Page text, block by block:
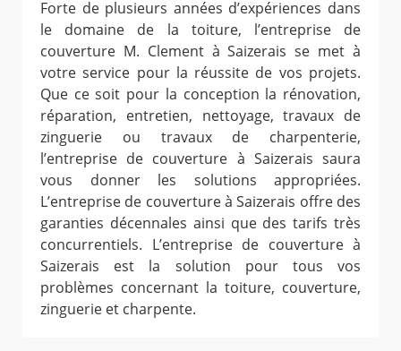
Forte de plusieurs années d’expériences dans
le domaine de la toiture, l’entreprise de
couverture M. Clement à Saizerais se met à
votre service pour la réussite de vos projets.
Que ce soit pour la conception la rénovation,
réparation, entretien, nettoyage, travaux de
zinguerie ou travaux de charpenterie,
l’entreprise de couverture à Saizerais saura
vous donner les solutions appropriées.
L’entreprise de couverture à Saizerais offre des
garanties décennales ainsi que des tarifs très
concurrentiels. L’entreprise de couverture à
Saizerais est la solution pour tous vos
problèmes concernant la toiture, couverture,
zinguerie et charpente.